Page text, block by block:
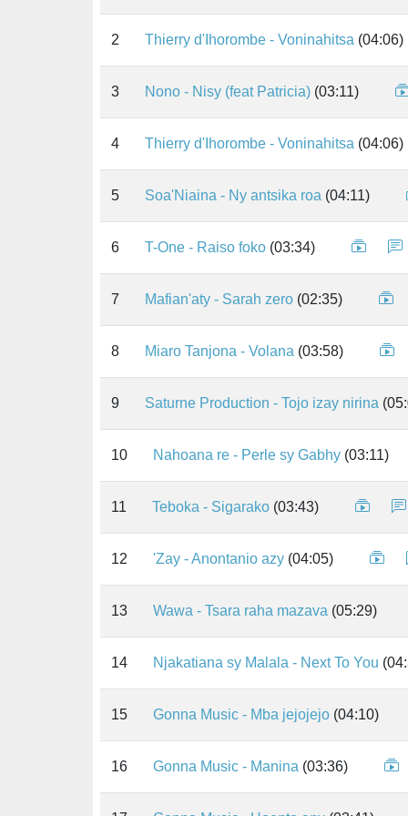
2 Thierry d'Ihorombe - Voninahitsa (04:06)
3 Nono - Nisy (feat Patricia) (03:11)
4 Thierry d'Ihorombe - Voninahitsa (04:06)
5 Soa'Niaina - Ny antsika roa (04:11)
6 T-One - Raiso foko (03:34)
7 Mafian'aty - Sarah zero (02:35)
8 Miaro Tanjona - Volana (03:58)
9 Saturne Production - Tojo izay nirina
10 Nahoana re - Perle sy Gabhy (03:11)
11 Teboka - Sigarako (03:43)
12 'Zay - Anontanio azy (04:05)
13 Wawa - Tsara raha mazava (05:29)
14 Njakatiana sy Malala - Next To You
15 Gonna Music - Mba jejojejo (04:10)
16 Gonna Music - Manina (03:36)